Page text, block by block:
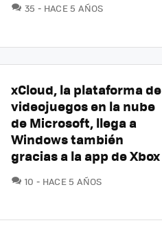
35 COMENTARIOS
HACE 5 AÑOS
xCloud, la plataforma de
videojuegos en la nube
de Microsoft, llega a
Windows también
gracias a la app de Xbox
10 COMENTARIOS
HACE 5 AÑOS